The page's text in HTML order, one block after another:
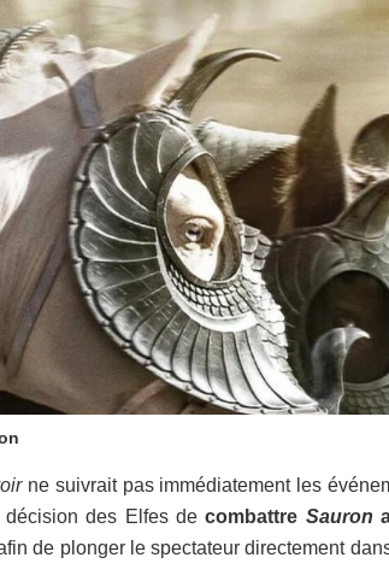
ne suivrait pas immédiatement les
décision des Elfes decombattre Sauron
de plonger le spectateur directement